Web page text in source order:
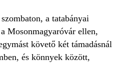
a tatabányai
Mosonmagyaróvár ellen,
követő két támadásnál
és könnyek között,